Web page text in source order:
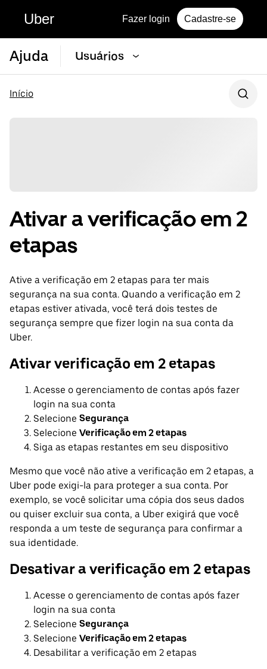
Uber Fazer login Cadastre-se
Ajuda Usuários
Início
Ativar a verificação em 2
etapas
Ative a verificação em 2 etapas para ter mais
segurança na sua conta. Quando a verificação em 2
etapas estiver ativada, você terá dois testes de
segurança sempre que fizer login na sua conta da
Uber.
Ativar verificação em 2 etapas
Acesse o gerenciamento de contas após fazer
login na sua conta
Selecione Segurança
Selecione Verificação em 2 etapas
Siga as etapas restantes em seu dispositivo
Mesmo que você não ative a verificação em 2 etapas, a
Uber pode exigi-la para proteger a sua conta. Por
exemplo, se você solicitar uma cópia dos seus dados
ou quiser excluir sua conta, a Uber exigirá que você
responda a um teste de segurança para confirmar a
sua identidade.
Desativar a verificação em 2 etapas
Acesse o gerenciamento de contas após fazer
login na sua conta
Selecione Segurança
Selecione Verificação em 2 etapas
Desabilitar a verificação em 2 etapas